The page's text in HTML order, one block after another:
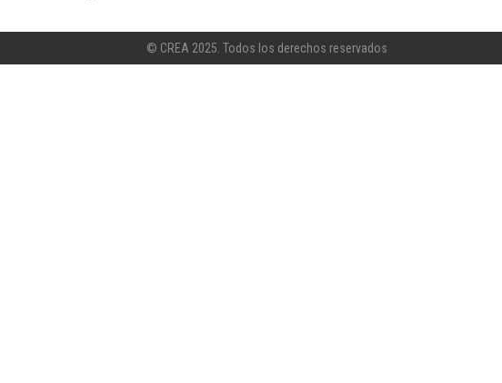
© CREA 2025. Todos los derechos reservados